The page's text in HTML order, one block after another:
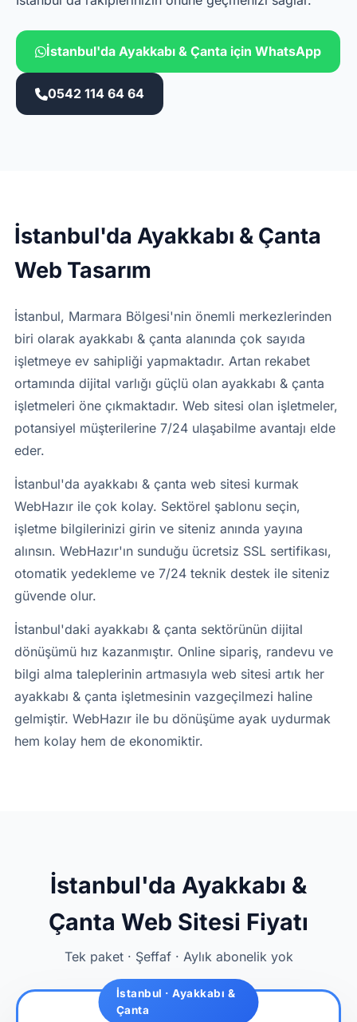
İstanbul'da Ayakkabı & Çanta için WhatsApp
0542 114 64 64
İstanbul'da Ayakkabı & Çanta
Web Tasarım
İstanbul, Marmara Bölgesi'nin önemli merkezlerinden
biri olarak ayakkabı & çanta alanında çok sayıda
işletmeye ev sahipliği yapmaktadır. Artan rekabet
ortamında dijital varlığı güçlü olan ayakkabı & çanta
işletmeleri öne çıkmaktadır. Web sitesi olan işletmeler,
potansiyel müşterilerine 7/24 ulaşabilme avantajı elde
eder.
İstanbul'da ayakkabı & çanta web sitesi kurmak
WebHazır ile çok kolay. Sektörel şablonu seçin,
işletme bilgilerinizi girin ve siteniz anında yayına
alınsın. WebHazır'ın sunduğu ücretsiz SSL sertifikası,
otomatik yedekleme ve 7/24 teknik destek ile siteniz
güvende olur.
İstanbul'daki ayakkabı & çanta sektörünün dijital
dönüşümü hız kazanmıştır. Online sipariş, randevu ve
bilgi alma taleplerinin artmasıyla web sitesi artık her
ayakkabı & çanta işletmesinin vazgeçilmezi haline
gelmiştir. WebHazır ile bu dönüşüme ayak uydurmak
hem kolay hem de ekonomiktir.
İstanbul'da Ayakkabı &
Çanta Web Sitesi Fiyatı
Tek paket · Şeffaf · Aylık abonelik yok
İstanbul · Ayakkabı &
Çanta